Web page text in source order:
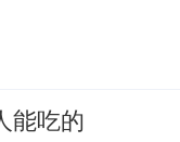
能吃的